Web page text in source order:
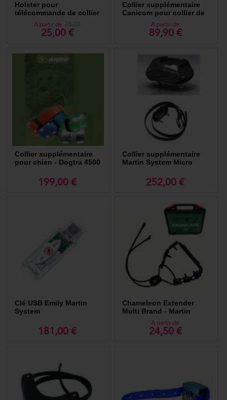
Holster pour
télécommande de collier
DogtraA partir de
25,00 €
Collier supplémentaire
Canicom pour collier de
dressage à distance
A partir de
89,90 €
Collier supplémentaire
pour chien - Dogtra 4500
199,00 €
Collier supplémentaire
Martin System Micro
252,00 €
Clé USB Emily Martin
System
181,00 €
Chameleon Extender
Multi Brand - Martin
A partir de
24,50 €